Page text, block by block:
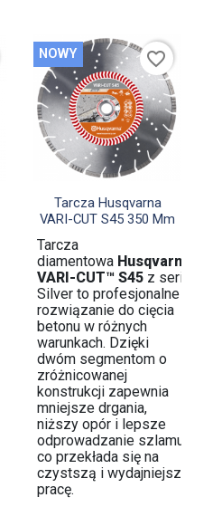
Szybki podgląd
Tarcza Husqvarna
VARI-CUT S45 350 Mm
Tarcza
diamentowa Husqvarna
VARI-CUT™ S45z serii
Silver to profesjonalne
rozwiązanie do cięcia
betonu w różnych
warunkach. Dzięki
dwóm segmentom o
zróżnicowanej
konstrukcji zapewnia
mniejsze drgania,
niższy opór i lepsze
odprowadzanie szlamu,
co przekłada się na
czystszą i wydajniejszą
pracę.
NOWY favorite_border